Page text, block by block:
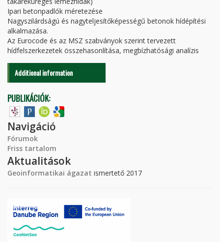
Ipari betonpadlók méretezése
Nagyszilárdságú és nagyteljesítőképességű betonok hídépítési
alkalmazása.
Az Eurocode és az MSZ szabványok szerint tervezett
hídfelszerkezetek összehasonlítása, megbízhatósági analízis
Additional information
PUBLIKÁCIÓK:
Navigáció
Fórumok
Friss tartalom
Aktualitások
Geoinformatikai ágazat ismertető 2017